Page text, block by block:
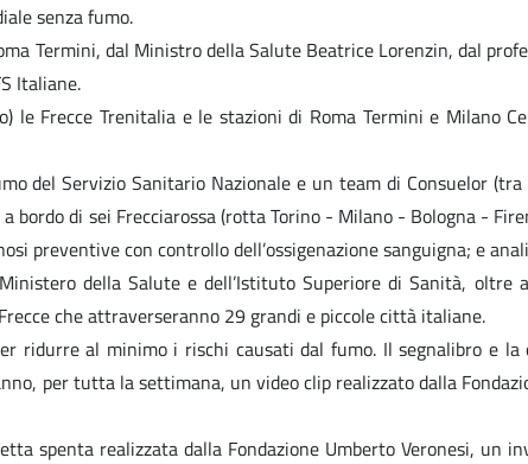
senza fumo.
Termini, dal Ministro della Salute Beatrice Lorenzin, dal
Italiane.
le Frecce Trenitalia e le stazioni di Roma Termini e Milano
del Servizio Sanitario Nazionale e un team di Consuelor
bordo di sei Frecciarossa (rotta Torino - Milano - Bologna -
preventive con controllo dell’ossigenazione sanguigna; e
della Salute e dell’Istituto Superiore di Sanità, oltre
che attraverseranno 29 grandi e piccole città italiane.
ridurre al minimo i rischi causati dal fumo. Il segnalibro e
per tutta la settimana, un video clip realizzato dalla
spenta realizzata dalla Fondazione Umberto Veronesi,